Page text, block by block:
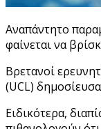
Αναπάντητο
φαίνεται να
Βρετανοί
(UCL)
Ειδικότερα,